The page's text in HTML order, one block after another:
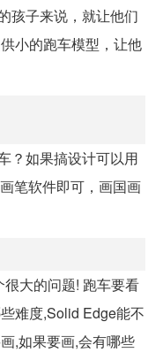
孩子来说，就让他们
小的跑车模型，让他
？如果搞设计可以用
笔软件即可，画国画
大的问题! 跑车要看
难度,Solid Edge能不
,如果要画,会有哪些